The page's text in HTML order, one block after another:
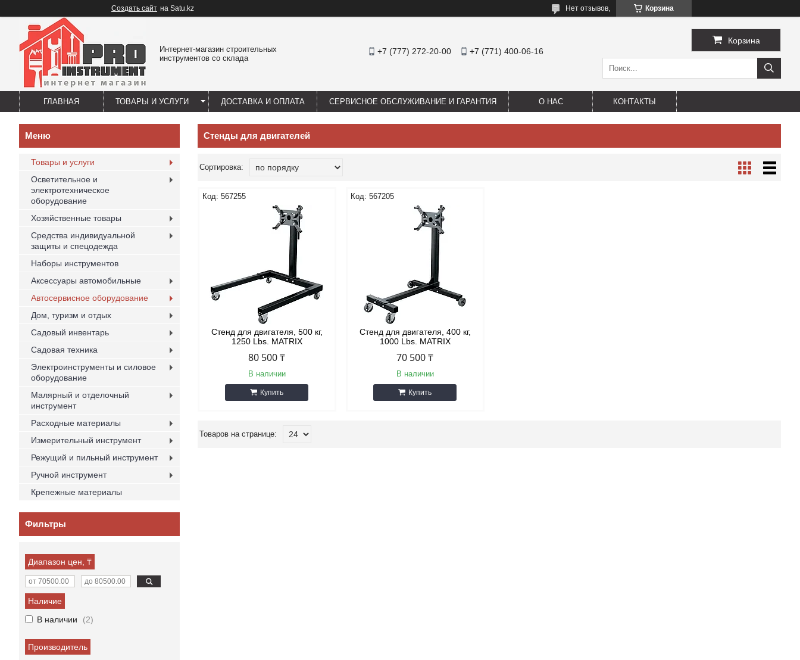
Создать сайт на Satu.kz Корзина
Нет отзывов,
Интернет-магазин строительных
инструментов со склада
+7 (777) 272-20-00 +7 (771) 400-06-16
Корзина
ГЛАВНАЯ ТОВАРЫ И УСЛУГИ ДОСТАВКА И ОПЛАТА СЕРВИСНОЕ ОБСЛУЖИВАНИЕ И ГАРАНТИЯ О НАС КОНТАКТЫ
Стенды для двигателей
567255
Стенд для двигателя, 500 кг,
1250 Lbs. MATRIX
80 500 ₸
В наличии
Купить
567205
Стенд для двигателя, 400 кг,
1000 Lbs. MATRIX
70 500 ₸
В наличии
Купить
Товары и услуги
Осветительное и
электротехническое
оборудование
Хозяйственные товары
Средства индивидуальной
защиты и спецодежда
Наборы инструментов
Аксессуары автомобильные
Автосервисное оборудование
Дом, туризм и отдых
Садовый инвентарь
Садовая техника
Электроинструменты и силовое
оборудование
Малярный и отделочный
инструмент
Расходные материалы
Измерительный инструмент
Режущий и пильный инструмент
Ручной инструмент
Крепежные материалы
Фильтры
Диапазон цен, ₸
Наличие
В наличии
2
Производитель